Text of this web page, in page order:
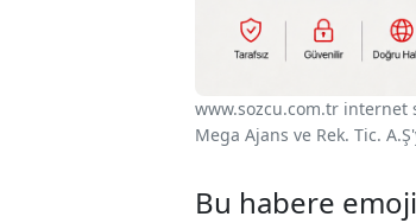
www.sozcu.com.tr internet
Mega Ajans ve Rek. Tic.
Bu habere